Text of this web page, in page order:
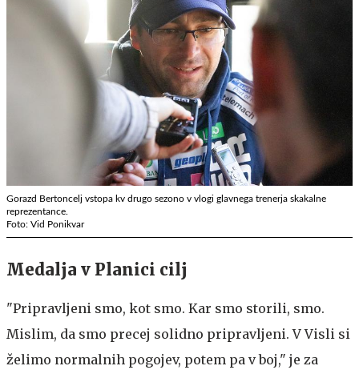
Gorazd Bertoncelj vstopa kv drugo sezono v vlogi glavnega trenerja skakalne
reprezentance.
Foto: Vid Ponikvar
Medalja v Planici cilj
"Pripravljeni smo, kot smo. Kar smo storili, smo.
Mislim, da smo precej solidno pripravljeni. V Visli si
želimo normalnih pogojev, potem pa v boj," je za